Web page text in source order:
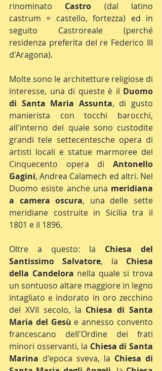
rinominato Castro (dal latino
castrum = castello, fortezza) ed in
seguito Castroreale (perché
residenza preferita del re Federico III
d'Aragona).
Molte sono le architetture religiose di
interesse, una di queste è il Duomo
di Santa Maria Assunta, di gusto
manierista con tocchi barocchi,
all'interno del quale sono custodite
grandi tele settecentesche opera di
artisti locali e statue marmoree del
Cinquecento opera di Antonello
Gagini, Andrea Calamech ed altri. Nel
Duomo esiste anche una meridiana
a camera oscura, una delle sette
meridiane costruite in Sicilia tra il
1801 e il 1896.
Oltre a questo: la Chiesa del
Santissimo Salvatore, la Chiesa
della Candelora nella quale si trova
un sontuoso altare maggiore in legno
intagliato e indorato in oro zecchino
del XVII secolo, la Chiesa di Santa
Maria del Gesù e annesso convento
francescano dell'Ordine dei frati
minori osservanti, la Chiesa di Santa
Marina d'epoca sveva, la Chiesa di